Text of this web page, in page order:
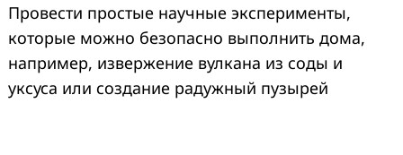
Провести простые научные эксперименты,
которые можно безопасно выполнить дома,
например, извержение вулкана из соды и
уксуса или создание радужный пузырей